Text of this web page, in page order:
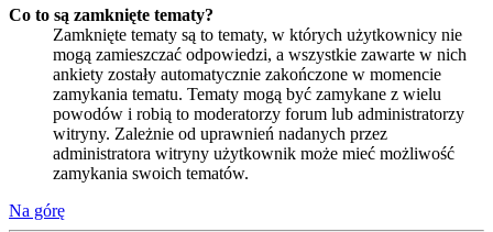
Co to są zamknięte tematy?
Zamknięte tematy są to tematy, w których użytkownicy nie
mogą zamieszczać odpowiedzi, a wszystkie zawarte w nich
ankiety zostały automatycznie zakończone w momencie
zamykania tematu. Tematy mogą być zamykane z wielu
powodów i robią to moderatorzy forum lub administratorzy
witryny. Zależnie od uprawnień nadanych przez
administratora witryny użytkownik może mieć możliwość
zamykania swoich tematów.
Na górę